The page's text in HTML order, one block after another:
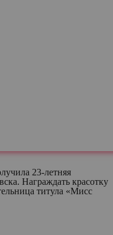
мира» объявлена —
заветной короны.
конкурс
с опозданием: в
перенести за несколько
из 97 тест на
не было. Обычно
победительница
в связи с
23-летняя
Награждать красотку
титула «Мисс